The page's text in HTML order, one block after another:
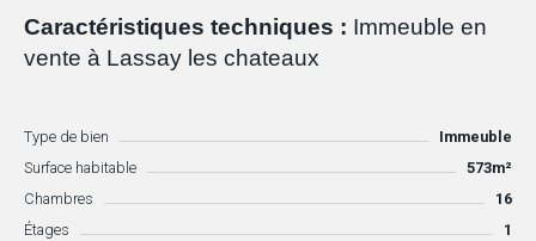
Caractéristiques techniques : Immeuble en
vente à Lassay les chateaux
Type de bien
Immeuble
Surface habitable
573m²
Chambres
16
Étages
1